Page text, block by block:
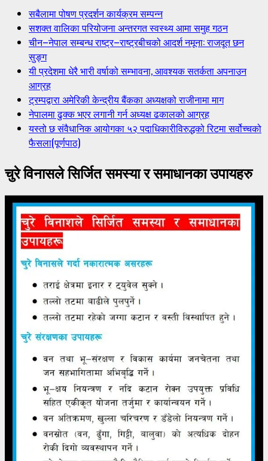
सबैलामा पोषण प्रदर्शन कार्यक्रम सम्पन्न
सशक्त वालिका परियोजना अन्तरगत स्वस्थ्य आमा समुह गठन
चीन–नेपाल सम्बन्ध राष्ट्र–राष्ट्रबीचको आदर्श नमूना: राजदूत छन
सुङ्ग
यी प्रदेशमा धेरै भारी वर्षाको सम्भावना, आवश्यक सतर्कता अपनाउन
आग्रह
ट्रम्पद्वारा अमेरिकी केन्द्रीय बैंकका अध्यक्षको राजीनामा माग
नेपालमा ढुक्क भएर लगानी गर्न अध्यक्ष ढकालको आग्रह
यस्तो छ संवैधानिक आयोगका ५२ पदाधिकारीविरुद्धको रिटमा सर्वोच्चको
फैसला(पूर्णपाठ)
चुरे विनासले सिर्जित समस्या र समाधानका उपायहरु